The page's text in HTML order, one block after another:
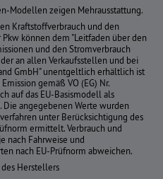
Modellen zeigen Mehrausstattung.
Kraftstoffverbrauch und den
können dem "Leitfaden über den
und den Stromverbrauch
an allen Verkaufsstellen und bei
GmbH" unentgeltlich erhältlich ist
gemäß VO (EG) Nr.
auf das EU-Basismodell als
Die angegebenen Werte wurden
unter Berücksichtigung des
ermittelt. Verbrauch und
nach Fahrweise und
nach EU-Prüfnorm abweichen.
Herstellers